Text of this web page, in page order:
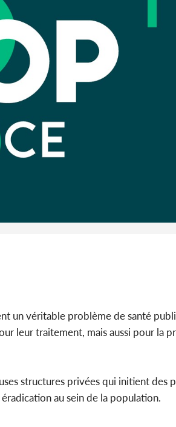
un véritable problème de santé
leur traitement, mais aussi pour la
structures privées qui initient des
au sein de la population.